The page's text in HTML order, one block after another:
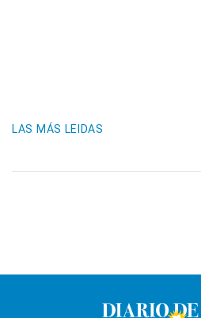
LAS MÁS LEIDAS